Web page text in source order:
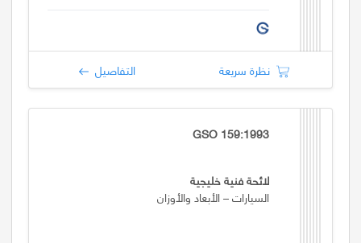
نظرة سريعة التفاصيل
GSO 159:1993
لائحة فنية خليجية
السيارات – الأبعاد والأوزان